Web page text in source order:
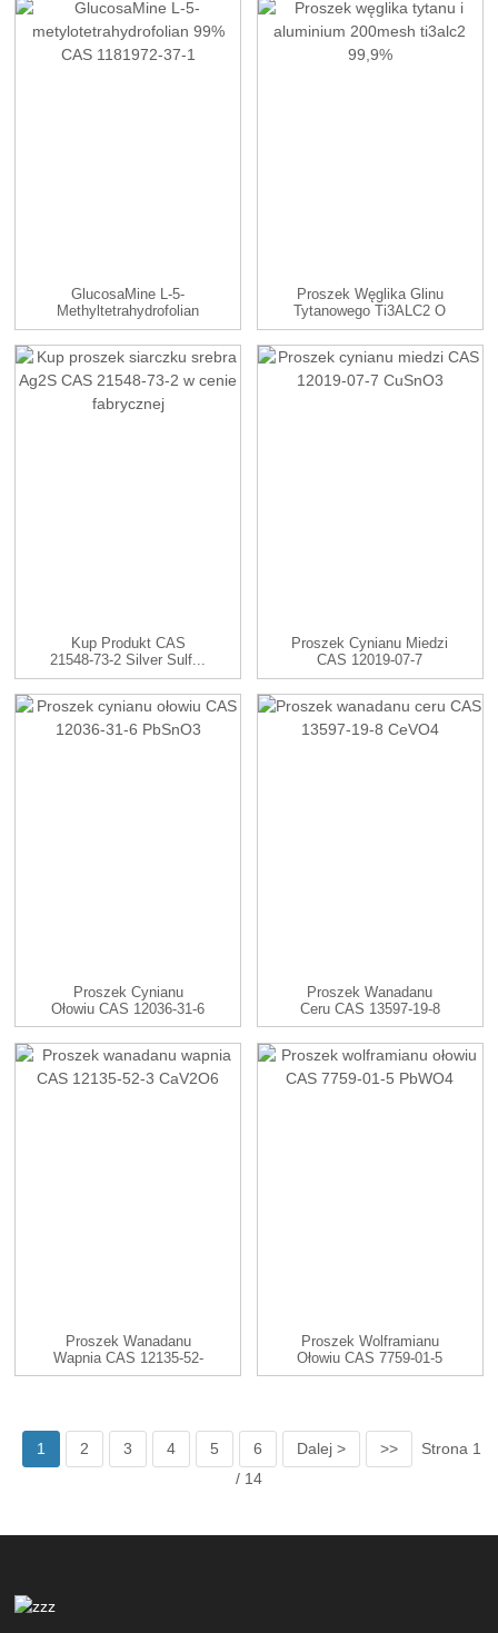
GlucosaMine L-5-
Methyltetrahydrofolian
99% CAS ...
Proszek Węglika Glinu
Tytanowego Ti3ALC2 O
Oczkach 200mesh...
Kup Produkt CAS
21548-73-2 Silver Sulf...
W Cenie Fabrycznej.
Proszek Cynianu Miedzi
CAS 12019-07-7
CuSnO3
Proszek Cynianu
Ołowiu CAS 12036-31-6
PbSnO3
Proszek Wanadanu
Ceru CAS 13597-19-8
CeVO4
Proszek Wanadanu
Wapnia CAS 12135-52-
3 CaV2O6
Proszek Wolframianu
Ołowiu CAS 7759-01-5
PbWO4
1 2 3 4 5 6 Dalej > >>
Strona 1
/ 14